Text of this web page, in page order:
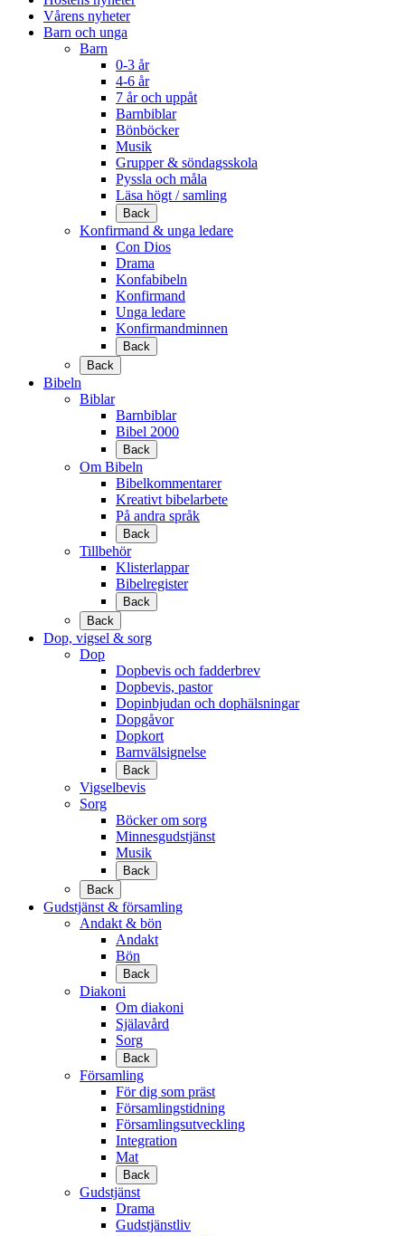
Vårens nyheter
Barn och unga
Barn
0-3 år
4-6 år
7 år och uppåt
Barnbiblar
Bönböcker
Musik
Grupper & söndagsskola
Pyssla och måla
Läsa högt / samling
Back
Konfirmand & unga ledare
Con Dios
Drama
Konfabibeln
Konfirmand
Unga ledare
Konfirmandminnen
Back
Back
Bibeln
Biblar
Barnbiblar
Bibel 2000
Back
Om Bibeln
Bibelkommentarer
Kreativt bibelarbete
På andra språk
Back
Tillbehör
Klisterlappar
Bibelregister
Back
Back
Dop, vigsel & sorg
Dop
Dopbevis och fadderbrev
Dopbevis, pastor
Dopinbjudan och dophälsningar
Dopgåvor
Dopkort
Barnvälsignelse
Back
Vigselbevis
Sorg
Böcker om sorg
Minnesgudstjänst
Musik
Back
Back
Gudstjänst & församling
Andakt & bön
Andakt
Bön
Back
Diakoni
Om diakoni
Själavård
Sorg
Back
Församling
För dig som präst
Församlingstidning
Församlingsutveckling
Integration
Mat
Back
Gudstjänst
Drama
Gudstjänstliv